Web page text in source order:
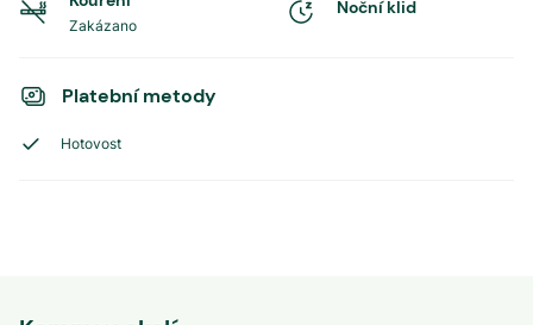
Zakázano
Noční klid
Platební metody
Hotovost